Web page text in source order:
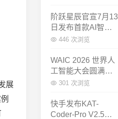
展
倍
阶跃星辰官宣7月13
日发布首款AI智能
体终端：大模型公
446 次浏览
WAIC 2026 世界人
工智能大会圆满闭
幕：多项重磅成果
球AI合作新中心
301 次浏览
快手发布KAT-
Coder-Pro V2.5：